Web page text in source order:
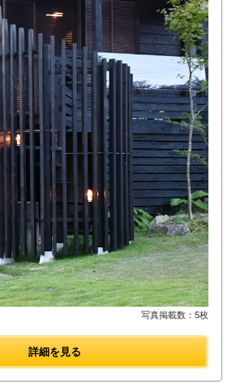
写真掲載数：5枚
詳細を見る